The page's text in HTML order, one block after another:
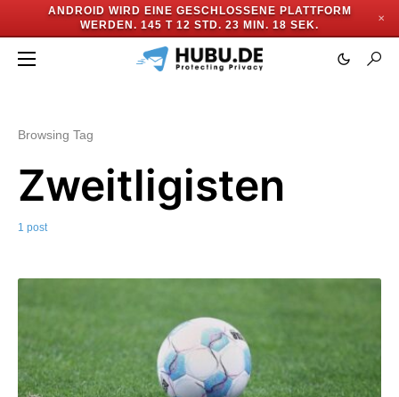
ANDROID WIRD EINE GESCHLOSSENE PLATTFORM
WERDEN. 145 T 12 STD. 23 MIN. 18 SEK.
✕
Browsing Tag
Zweitligisten
1 post